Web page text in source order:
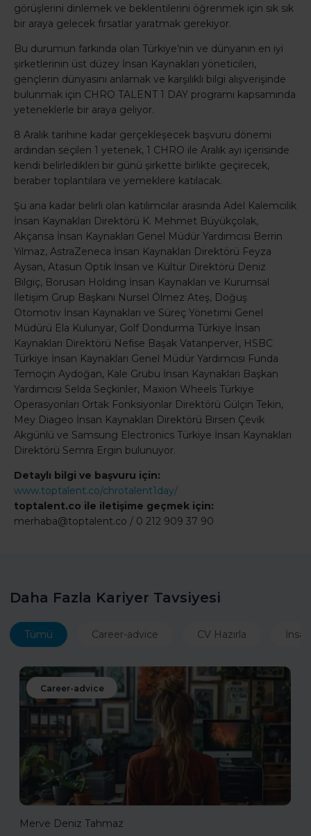
görüşlerini dinlemek ve beklentilerini öğrenmek için sık sık
bir araya gelecek fırsatlar yaratmak gerekiyor.
Bu durumun farkında olan Türkiye’nin ve dünyanın en iyi
şirketlerinin üst düzey İnsan Kaynakları yöneticileri,
gençlerin dünyasını anlamak ve karşılıklı bilgi alışverişinde
bulunmak için CHRO TALENT 1 DAY programı kapsamında
yeteneklerle bir araya geliyor.
8 Aralık tarihine kadar gerçekleşecek başvuru dönemi
ardından seçilen 1 yetenek, 1 CHRO ile Aralık ayı içerisinde
kendi belirledikleri bir günü şirkette birlikte geçirecek,
beraber toplantılara ve yemeklere katılacak.
Şu ana kadar belirli olan katılımcılar arasında Adel Kalemcilik
İnsan Kaynakları Direktörü K. Mehmet Büyükçolak,
Akçansa İnsan Kaynakları Genel Müdür Yardımcısı Berrin
Yılmaz, AstraZeneca İnsan Kaynakları Direktörü Feyza
Aysan, Atasun Optik İnsan ve Kültür Direktörü Deniz
Bilgiç, Borusan Holding İnsan Kaynakları ve Kurumsal
İletişim Grup Başkanı Nursel Ölmez Ateş, Doğuş
Otomotiv İnsan Kaynakları ve Süreç Yönetimi Genel
Müdürü Ela Kulunyar, Golf Dondurma Türkiye İnsan
Kaynakları Direktörü Nefise Başak Vatanperver, HSBC
Türkiye İnsan Kaynakları Genel Müdür Yardımcısı Funda
Temoçin Aydoğan, Kale Grubu İnsan Kaynakları Başkan
Yardımcısı Selda Seçkinler, Maxion Wheels Türkiye
Operasyonları Ortak Fonksiyonlar Direktörü Gülçin Tekin,
Mey Diageo İnsan Kaynakları Direktörü Birsen Çevik
Akgünlü ve Samsung Electronics Türkiye İnsan Kaynakları
Direktörü Semra Ergin bulunuyor.
Detaylı bilgi ve başvuru için:
www.toptalent.co/chrotalent1day/
toptalent.co ile iletişime geçmek için:
merhaba@toptalent.co / 0 212 909 37 90
Daha Fazla Kariyer Tavsiyesi
Tümü Career-advice CV Hazırla
Career-advice
Merve Deniz Tahmaz